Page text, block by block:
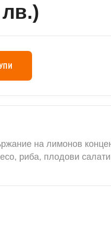
на лимонов
риба, плодови